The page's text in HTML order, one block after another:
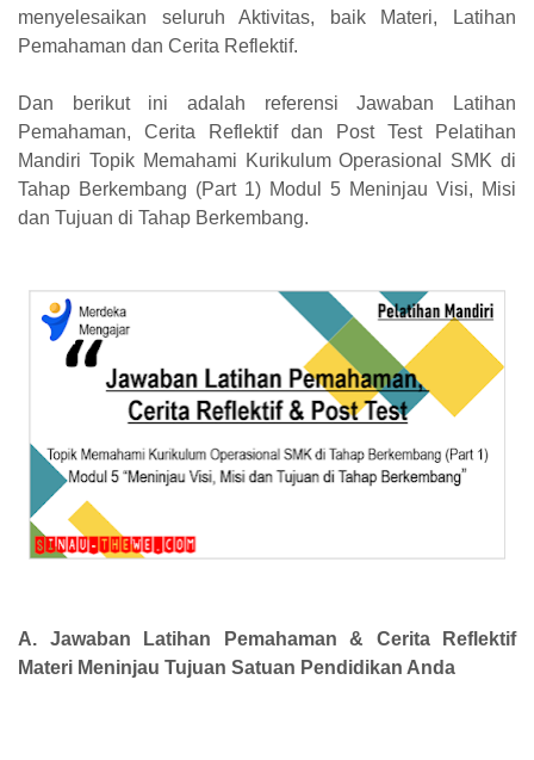
menyelesaikan seluruh Aktivitas, baik Materi, Latihan
Pemahaman dan Cerita Reflektif.
Dan berikut ini adalah referensi Jawaban Latihan
Pemahaman, Cerita Reflektif dan Post Test Pelatihan
Mandiri Topik Memahami Kurikulum Operasional SMK di
Tahap Berkembang (Part 1) Modul 5 Meninjau Visi, Misi
dan Tujuan di Tahap Berkembang.
A. Jawaban Latihan Pemahaman & Cerita Reflektif
Materi Meninjau Tujuan Satuan Pendidikan Anda